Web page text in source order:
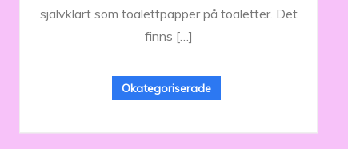
självklart som toalettpapper på toaletter. Det
finns […]
Okategoriserade